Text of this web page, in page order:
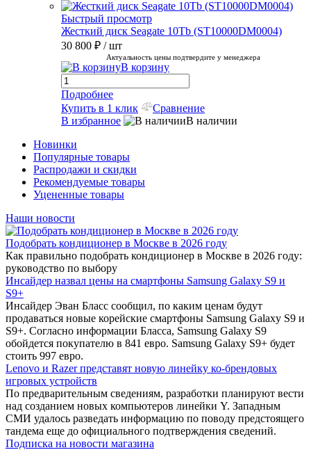
Быстрый просмотр
Жесткий диск Seagate 10Tb (ST10000DM0004)
30 800 ₽ / шт
Актуальность цены подтвердите у менеджера
В корзину
Подробнее
Купить в 1 клик
Сравнение
В избранное
В наличии
Новинки
Популярные товары
Распродажи и скидки
Рекомендуемые товары
Уцененные товары
Наши новости
Подобрать кондиционер в Москве в 2026 году
Как правильно подобрать кондиционер в Москве в 2026 году:
руководство по выбору
Инсайдер назвал цены на смартфоны Samsung Galaxy S9 и
S9+
Инсайдер Эван Бласс сообщил, по каким ценам будут
продаваться новые корейские смартфоны Samsung Galaxy S9 и
S9+. Согласно информации Бласса, Samsung Galaxy S9
обойдется покупателю в 841 евро. Samsung Galaxy S9+ будет
стоить 997 евро.
Lenovo и Razer представят новую линейку ко-брендовых
игровых устройств
По предварительным сведениям, разработки планируют вести
над созданием новых компьютеров линейки Y. Западным
СМИ удалось разведать информацию по поводу предстоящего
тандема еще до официального подтверждения сведений.
Подписка на новости магазина